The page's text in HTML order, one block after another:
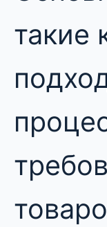
такие